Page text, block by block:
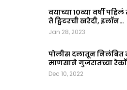
0 Pravin Kale
Jul
वयाच्या १०व्या वर्षी पहिलं
ते ट्विटरची खरेदी, इलॉन…
Jan 28, 2023
पोलीस दलातून निलंबित
माणसाने गुजरातच्या
Dec 10, 2022